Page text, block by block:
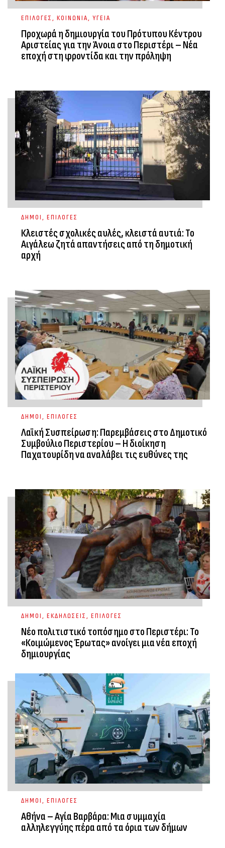
ΕΠΙΛΟΓΕΣ, ΚΟΙΝΩΝΙΑ, ΥΓΕΙΑ
Προχωρά η δημιουργία του Πρότυπου Κέντρου
Αριστείας για την Άνοια στο Περιστέρι – Νέα
εποχή στη φροντίδα και την πρόληψη
ΔΗΜΟΙ, ΕΠΙΛΟΓΕΣ
Κλειστές σχολικές αυλές, κλειστά αυτιά: Το
Αιγάλεω ζητά απαντήσεις από τη δημοτική
αρχή
ΔΗΜΟΙ, ΕΠΙΛΟΓΕΣ
Λαϊκή Συσπείρωση: Παρεμβάσεις στο Δημοτικό
Συμβούλιο Περιστερίου – Η διοίκηση
Παχατουρίδη να αναλάβει τις ευθύνες της
ΔΗΜΟΙ, ΕΚΔΗΛΩΣΕΙΣ, ΕΠΙΛΟΓΕΣ
Νέο πολιτιστικό τοπόσημο στο Περιστέρι: Το
«Κοιμώμενος Έρωτας» ανοίγει μια νέα εποχή
δημιουργίας
ΔΗΜΟΙ, ΕΠΙΛΟΓΕΣ
Αθήνα – Αγία Βαρβάρα: Μια συμμαχία
αλληλεγγύης πέρα από τα όρια των δήμων